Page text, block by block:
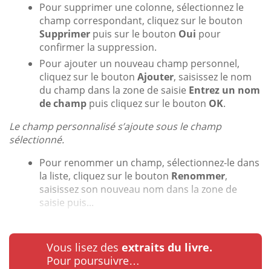
Pour supprimer une colonne, sélectionnez le
champ correspondant, cliquez sur le bouton
Supprimer puis sur le bouton Oui pour
confirmer la suppression.
Pour ajouter un nouveau champ personnel,
cliquez sur le bouton Ajouter, saisissez le nom
du champ dans la zone de saisie Entrez un nom
de champ puis cliquez sur le bouton OK.
Le champ personnalisé s’ajoute sous le champ
sélectionné.
Pour renommer un champ, sélectionnez-le dans
la liste, cliquez sur le bouton Renommer,
saisissez son nouveau nom dans la zone de
saisie puis...
Vous lisez des extraits du livre.
Pour poursuivre…